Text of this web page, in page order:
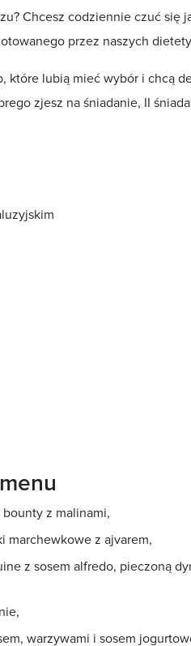
Chcesz codziennie czuć się
przez naszych
które lubią mieć wybór i chcą
zjesz na śniadanie, II
bounty z malinami,
marchewkowe z ajvarem,
z sosem alfredo, pieczoną
,
warzywami i sosem